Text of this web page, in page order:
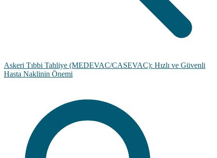
Askeri Tıbbi Tahliye (MEDEVAC/CASEVAC): Hızlı ve Güvenli
Hasta Naklinin Önemi